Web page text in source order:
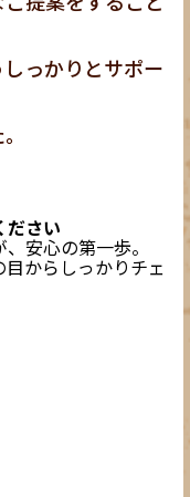
っかりとサポー
ださい
安心の第一歩。
からしっかりチェ